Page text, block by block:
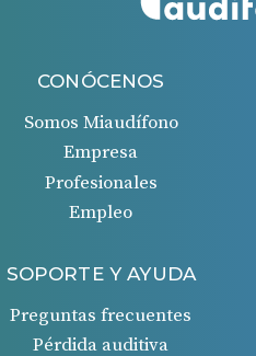
CONÓCENOS
Somos Miaudífono
Empresa
Profesionales
Empleo
SOPORTE Y AYUDA
Preguntas frecuentes
Pérdida auditiva